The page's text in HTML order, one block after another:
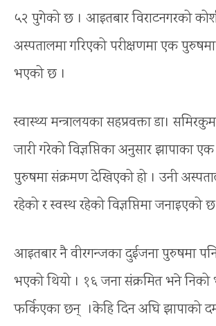
५२ पुगेको छ । आइतबार विराटनगरको
अस्पतालमा गरिएको परीक्षणमा एक पुरुषमा
भएको छ ।
स्वास्थ्य मन्त्रालयका सहप्रवक्ता डा।
जारी गरेको विज्ञप्तिका अनुसार झापाका
पुरुषमा संक्रमण देखिएको हो । उनी
रहेको र स्वस्थ रहेको विज्ञप्तिमा जनाइएको
आइतबार नै वीरगन्जका दुईजना पुरुषमा
भएको थियो । १६ जना संक्रमित भने निको
फर्किएका छन् ।केहि दिन अघि झापाको